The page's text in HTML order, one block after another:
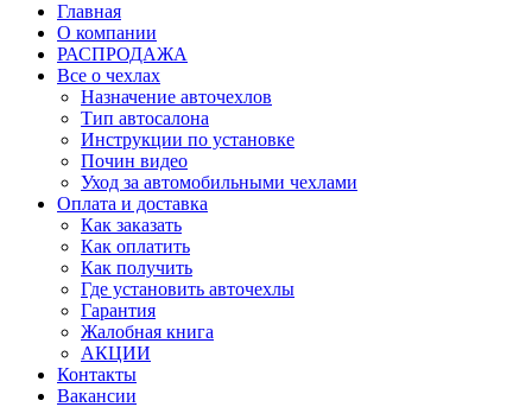
Главная
О компании
РАСПРОДАЖА
Все о чехлах
Назначение авточехлов
Тип автосалона
Инструкции по установке
Почин видео
Уход за автомобильными чехлами
Оплата и доставка
Как заказать
Как оплатить
Как получить
Где установить авточехлы
Гарантия
Жалобная книга
АКЦИИ
Контакты
Вакансии